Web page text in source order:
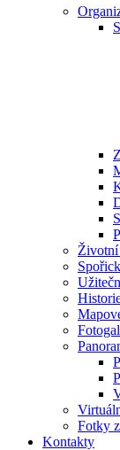
Životní
Fotky
Kontakty